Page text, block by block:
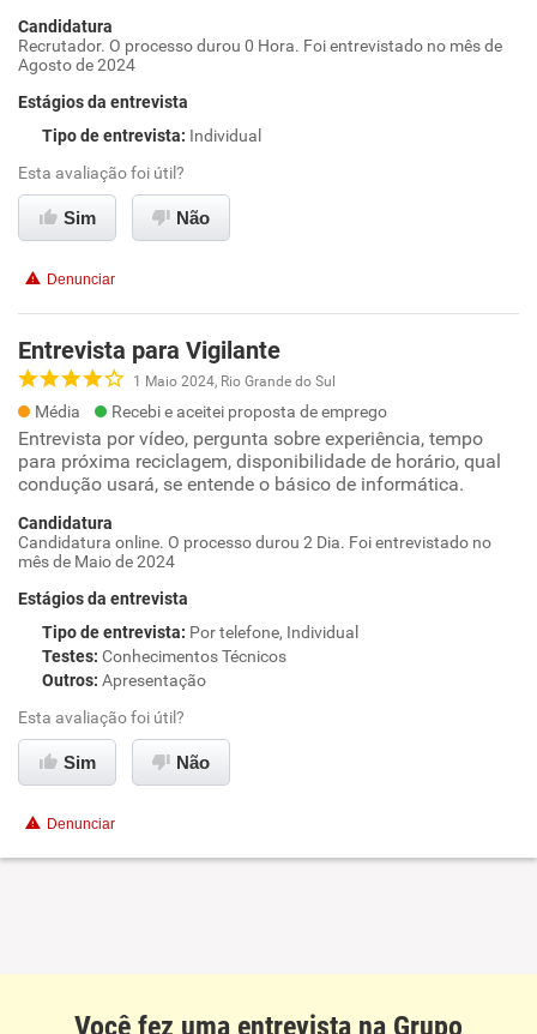
Candidatura
Recrutador. O processo durou 0 Hora. Foi entrevistado no mês de
Agosto de 2024
Estágios da entrevista
Tipo de entrevista: Individual
Esta avaliação foi útil?
Sim Não
Denunciar
Entrevista para Vigilante
1 Maio 2024, Rio Grande do Sul
Média Recebi e aceitei proposta de emprego
Entrevista por vídeo, pergunta sobre experiência, tempo
para próxima reciclagem, disponibilidade de horário, qual
condução usará, se entende o básico de informática.
Candidatura
Candidatura online. O processo durou 2 Dia. Foi entrevistado no
mês de Maio de 2024
Estágios da entrevista
Tipo de entrevista: Por telefone, Individual
Testes: Conhecimentos Técnicos
Outros: Apresentação
Esta avaliação foi útil?
Sim Não
Denunciar
Você fez uma entrevista na Grupo